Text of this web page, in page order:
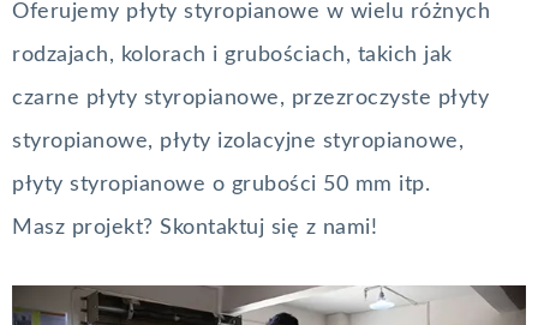
Oferujemy płyty styropianowe w wielu różnych
rodzajach, kolorach i grubościach, takich jak
czarne płyty styropianowe, przezroczyste płyty
styropianowe, płyty izolacyjne styropianowe,
płyty styropianowe o grubości 50 mm itp.
Masz projekt? Skontaktuj się z nami!